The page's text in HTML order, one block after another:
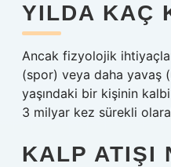
YILDA KAÇ
Ancak fizyolojik
(spor) veya daha yavaş
yaşındaki bir kişinin
3 milyar kez sürekli
KALP ATIŞI